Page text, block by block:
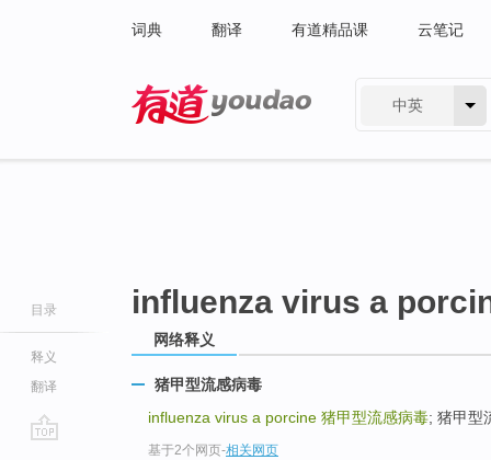
词典 翻译 有道精品课 云笔记
中英
目录
释义
翻译
influenza virus a
网络释义
猪甲型流感病毒
influenza virus a porcine 猪甲型流感病毒; 猪甲型
基于2个网页-相关网页